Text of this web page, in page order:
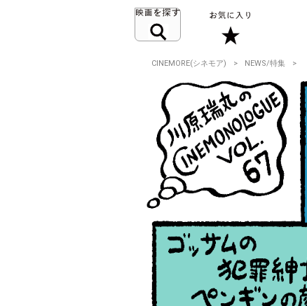
CINEMORE(シネモア) NEWS/特集